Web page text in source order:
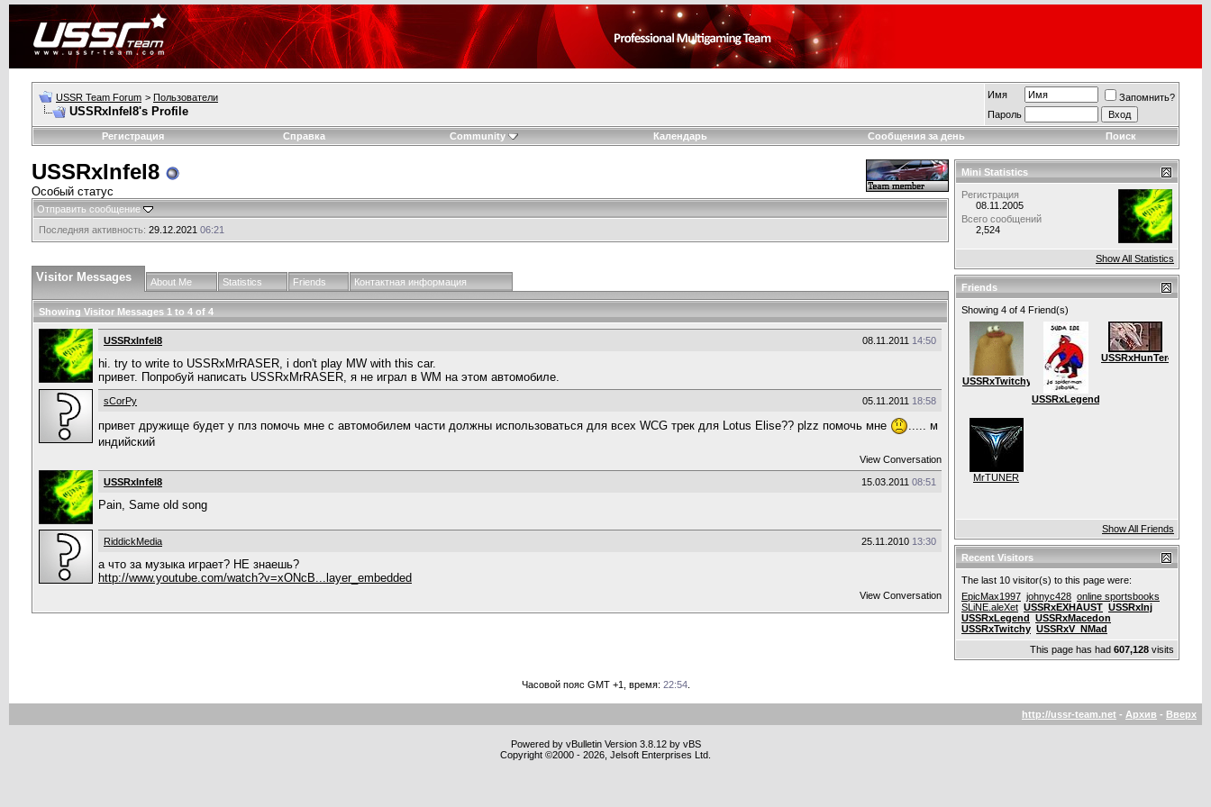
USSR Team Forum > Пользователи
USSRxInfel8's Profile
Имя
Запомнить?
Пароль
Регистрация
Справка Community Календарь Сообщения за день Поиск
USSRxInfel8
Особый статус
Отправить сообщение
Последняя активность: 29.12.2021 06:21
Visitor Messages About Me Statistics Friends Контактная информация
Showing Visitor Messages 1 to 4 of 4
08.11.2011 14:50
USSRxInfel8
hi. try to write to USSRxMrRASER, i don't play MW with this car.
привет. Попробуй написать USSRxMrRASER, я не играл в WM на этом автомобиле.
05.11.2011 18:58
sCorPy
привет дружище будет у плз помочь мне с автомобилем части должны использоваться для всех WCG трек для Lotus Elise?? plzz помочь мне
..... м
индийский
View Conversation
15.03.2011 08:51
USSRxInfel8
Pain, Same old song
25.11.2010 13:30
RiddickMedia
а что за музыка играет? НЕ знаешь?
http://www.youtube.com/watch?v=xONcB...layer_embedded
View Conversation
Mini Statistics
Регистрация
08.11.2005
Всего сообщений
2,524
Show All Statistics
Friends
Showing 4 of 4 Friend(s)
USSRxTwitchy
USSRxLegend
MrTUNER
Show All Friends
Recent Visitors
The last 10 visitor(s) to this page were:
EpicMax1997 johnyc428 online sportsbooks
SLiNE.aleXet USSRxEXHAUST USSRxInj
USSRxLegend USSRxMacedon
USSRxTwitchy USSRxV_NMad
This page has had 607,128 visits
Часовой пояс GMT +1, время: 22:54.
http://ussr-team.net - Архив - Вверх
Powered by vBulletin Version 3.8.12 by vBS
Copyright ©2000 - 2026, Jelsoft Enterprises Ltd.